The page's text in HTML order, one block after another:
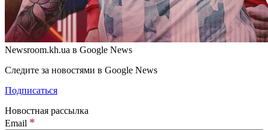
Newsroom.kh.ua в Google News
Следите за новостями в Google News
Подписаться
Новостная рассылка
Email *